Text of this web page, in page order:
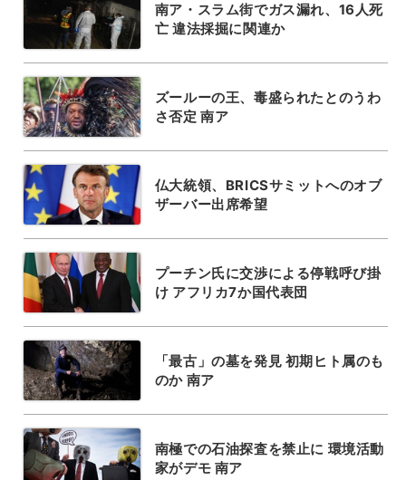
南ア・スラム街でガス漏れ、16人死
亡 違法採掘に関連か
ズールーの王、毒盛られたとのうわ
さ否定 南ア
仏大統領、BRICSサミットへのオブ
ザーバー出席希望
プーチン氏に交渉による停戦呼び掛
け アフリカ7か国代表団
「最古」の墓を発見 初期ヒト属のも
のか 南ア
南極での石油探査を禁止に 環境活動
家がデモ 南ア